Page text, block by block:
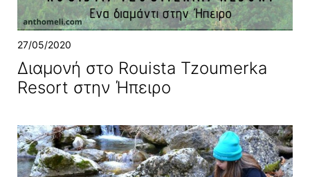
27/05/2020
Διαμονή στο Rouista Tzoumerka
Resort στην Ήπειρο